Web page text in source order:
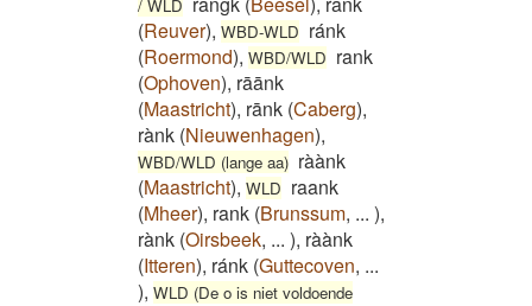
/ WLD
(Reuver), WBD-WLD ránk
(Roermond), WBD/WLD rank
(Ophoven), rāānk
(Maastricht), rānk (Caberg),
rànk (Nieuwenhagen),
WBD/WLD (lange aa) ràànk
(Maastricht), WLD raank
(Mheer), rank (Brunssum, ... ),
rànk (Oirsbeek, ... ), ràànk
(Itteren), ránk (Guttecoven, ...
), WLD (De o is niet voldoende